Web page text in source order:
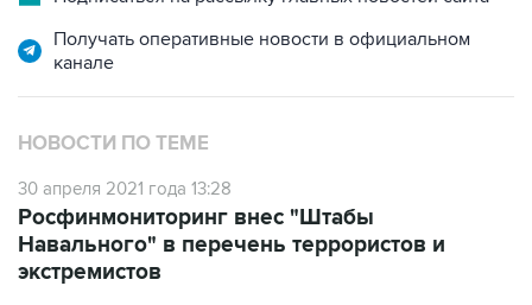
Получать оперативные новости в официальном
канале
НОВОСТИ ПО ТЕМЕ
30 апреля 2021 года 13:28
Росфинмониторинг внес "Штабы
Навального" в перечень террористов и
экстремистов